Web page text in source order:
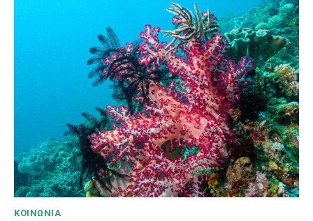
ΚΟΙΝΩΝΊΑ